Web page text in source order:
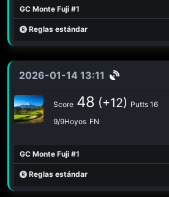
GC Monte Fuji #1
Reglas estándar
2026-01-14 13:11
Score 48 (+12) Putts 16
9/9Hoyos FN
GC Monte Fuji #1
Reglas estándar